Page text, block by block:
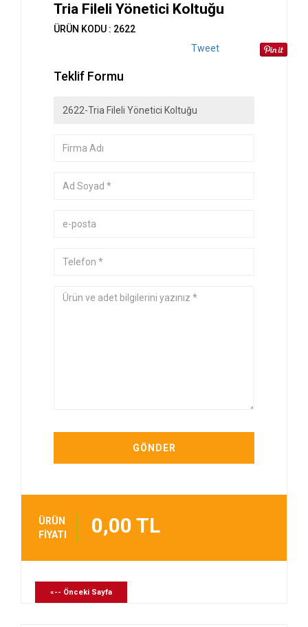
Tria Fileli Yönetici Koltuğu
ÜRÜN KODU : 2622
Tweet
Teklif Formu
ÜRÜN
FİYATI
0,00 TL
«-- Önceki Sayfa